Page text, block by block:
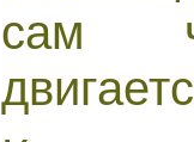
сам